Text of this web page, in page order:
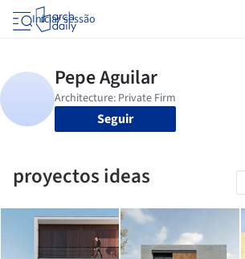
Iniciar sessão
Seguir
proyectos ideas